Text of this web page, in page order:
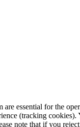
essential for the
(tracking
note that if you